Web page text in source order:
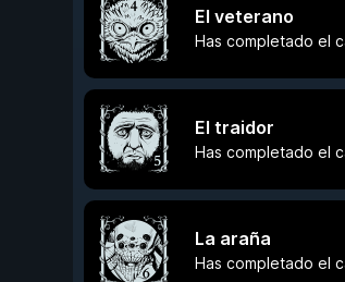
El veterano
Has completado el
El traidor
Has completado el
La araña
Has completado el